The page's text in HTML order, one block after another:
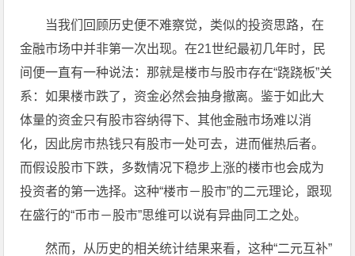
当我们回顾历史便不难察觉，类似的投资思路，在
金融市场中并非第一次出现。在21世纪最初几年时，民
间便一直有一种说法：那就是楼市与股市存在“跷跷板”关
系：如果楼市跌了，资金必然会抽身撤离。鉴于如此大
体量的资金只有股市容纳得下、其他金融市场难以消
化，因此房市热钱只有股市一处可去，进而催热后者。
而假设股市下跌，多数情况下稳步上涨的楼市也会成为
投资者的第一选择。这种“楼市－股市”的二元理论，跟现
在盛行的“币市－股市”思维可以说有异曲同工之处。
然而，从历史的相关统计结果来看，这种“二元互补”